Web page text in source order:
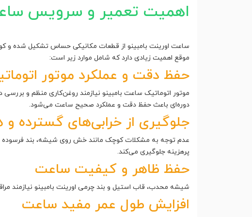
اهمیت تعمیر و سرویس
ساعت اورینت بامبینو از قطعات مکانیکی حساس تشکیل شده
موقع اهمیت زیادی دارد که شامل موارد زیر است:
حفظ دقت و عملکرد موتور
موتور اتوماتیک ساعت بامبینو نیازمند روغن‌کاری منظم و
دوره‌ای باعث حفظ دقت و عملکرد صحیح ساعت می‌شود.
جلوگیری از خرابی‌های گسترده و
عدم توجه به مشکلات کوچک مانند خش روی شیشه، بند فرسوده
پرهزینه جلوگیری می‌کند.
حفظ ظاهر و کیفیت ساعت
شیشه محدب، قاب استیل و بند چرمی اورینت بامبینو
افزایش طول عمر مفید ساعت